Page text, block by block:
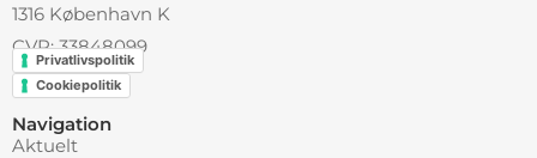
1316 København K
CVR: 33848099
Privatlivspolitik
Cookiepolitik
Navigation
Aktuelt